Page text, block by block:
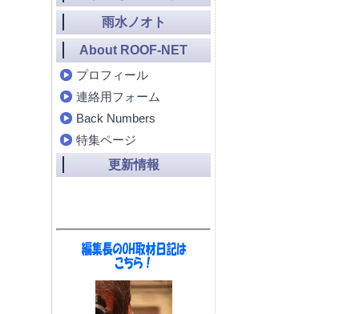
雨水ノオト
About ROOF-NET
プロフィール
連絡用フォーム
Back Numbers
特集ページ
更新情報